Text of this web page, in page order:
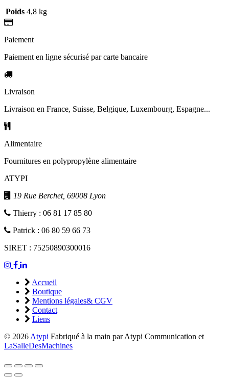
Poids 4,8 kg
Paiement
Paiement en ligne sécurisé par carte bancaire
Livraison
Livraison en France, Suisse, Belgique, Luxembourg, Espagne...
Alimentaire
Fournitures en polypropylène alimentaire
ATYPI
19 Rue Berchet, 69008 Lyon
Thierry : 06 81 17 85 80
Patrick : 06 80 59 66 73
SIRET : 75250890300016
Accueil
Boutique
Mentions légales& CGV
Contact
Liens
© 2026 Atypi Fabriqué à la main par Atypi Communication et
LaSalleDesMachines